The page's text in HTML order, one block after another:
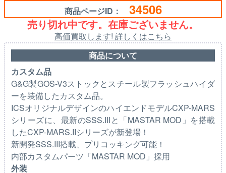
商品ページID： 34506
売り切れ中です。在庫ございません。
高価買取します! 詳しくはこちら
商品について
カスタム品
G&G製GOS-V3ストックとスチール製フラッシュハイダ
ーを装備したカスタム品。
ICSオリジナルデザインのハイエンドモデルCXP-MARS
シリーズに、最新のSSS.IIIと「MASTAR MOD」を搭載
したCXP-MARS.IIシリーズが新登場！
新開発SSS.III搭載、プリコッキング可能！
内部カスタムパーツ「MASTAR MOD」採用
外装